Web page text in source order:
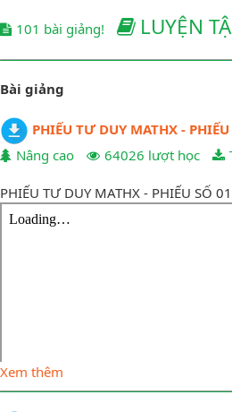
101 bài giảng! LUYỆN
Bài giảng
PHIẾU TƯ DUY MATHX - PHIẾU
Nâng cao
64026 lượt học
PHIẾU TƯ DUY MATHX - PHIẾU SỐ 01
Xem thêm